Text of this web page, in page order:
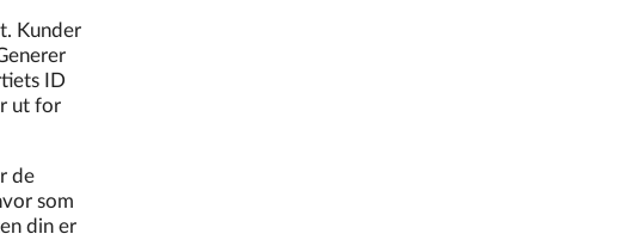
Kunder
ID
ut for
de
som
din er